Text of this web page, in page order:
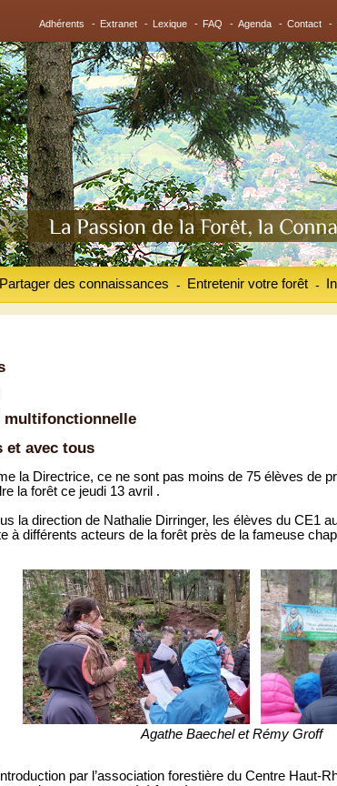
Adhérents - Extranet - Lexique - FAQ - Agenda - Contact -
Partager des connaissances Entretenir votre forêt
- -
multifonctionnelle
et avec tous
la Directrice, ce ne sont pas moins de 75 élèves de
la forêt ce jeudi 13 avril .
la direction de Nathalie Dirringer, les élèves du CE1
à différents acteurs de la forêt près de la fameuse
Agathe Baechel et Rémy Groff
par l’association forestière du Centre Haut-